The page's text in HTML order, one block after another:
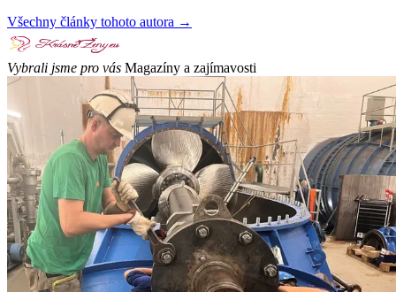
Všechny články tohoto autora →
Vybrali jsme pro vás Magazíny a zajímavosti